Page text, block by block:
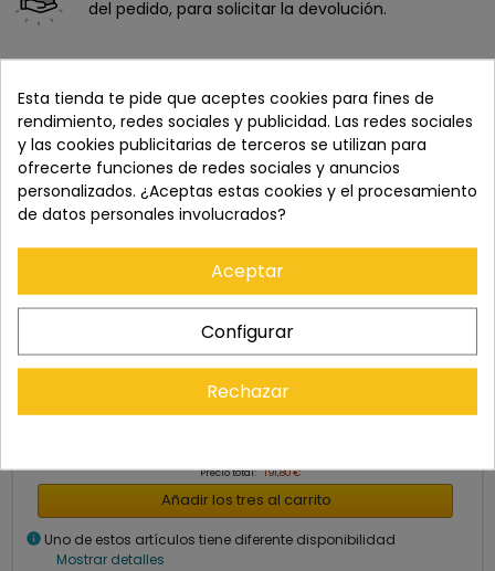
del pedido, para solicitar la devolución.
Cómpralo con
Precio total: 191,80 €
Añadir los tres al carrito
info Uno de estos artículos tiene diferente disponibilidad
Mostrar detalles
Esta tienda te pide que aceptes cookies para fines de
rendimiento, redes sociales y publicidad. Las redes sociales
y las cookies publicitarias de terceros se utilizan para
ofrecerte funciones de redes sociales y anuncios
personalizados. ¿Aceptas estas cookies y el procesamiento
de datos personales involucrados?
Aceptar
Configurar
Rechazar